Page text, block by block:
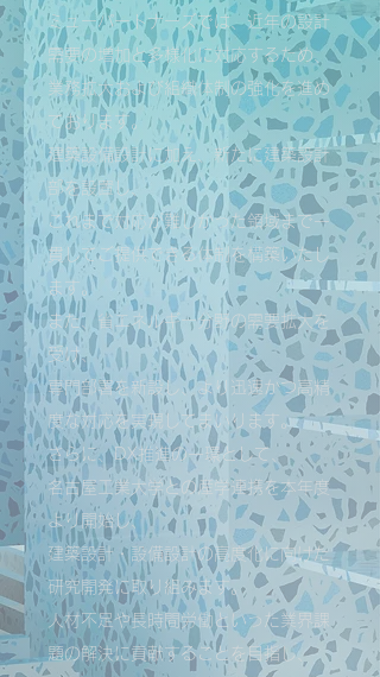
ミューパートナーズでは、近年の設計
需要の増加と多様化に対応するため、
業務拡大および組織体制の強化を進め
ております。
建築設備設計に加え、新たに建築設計
部を設置し、
これまで対応が難しかった領域まで一
貫してご提供できる体制を構築いたし
ます。
また、省エネルギー分野の需要拡大を
受け、
専門部署を新設し、より迅速かつ高精
度な対応を実現してまいります。
さらに、DX推進の一環として、
名古屋工業大学との産学連携を本年度
より開始し、
建築設計・設備設計の高度化に向けた
研究開発に取り組みます。
人材不足や長時間労働といった業界課
題の解決に貢献することを目指し、